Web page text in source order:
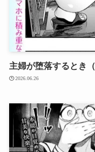
主婦が堕落するとき（
2026.06.26